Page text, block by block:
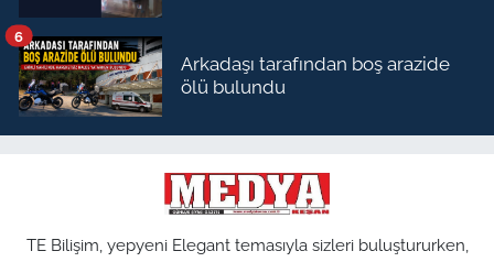
Arkadaşı tarafından boş arazide
ölü bulundu
6
TE Bilişim, yepyeni Elegant temasıyla sizleri buluştururken,